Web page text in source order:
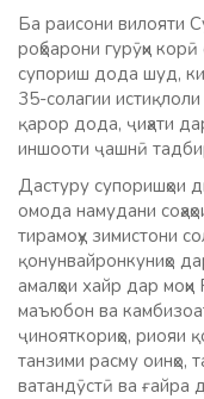
Ба раисони вилояти
роҳбарони гурӯҳи
супориш дода шуд,
35-солагии
қарор дода, ҷиҳати
иншооти ҷашнӣ
Дастуру супоришҳои
омода намудани
тирамоҳу зимистони
қонунвайронкуниҳо
амалҳои хайр дар
маъюбон ва
ҷинояткориҳо, риояи
танзими расму оинҳо,
ватандӯстӣ ва ғайра